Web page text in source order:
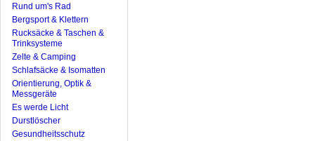
Rund um's Rad
Bergsport & Klettern
Rucksäcke & Taschen &
Trinksysteme
Zelte & Camping
Schlafsäcke & Isomatten
Orientierung, Optik &
Messgeräte
Es werde Licht
Durstlöscher
Gesundheitsschutz